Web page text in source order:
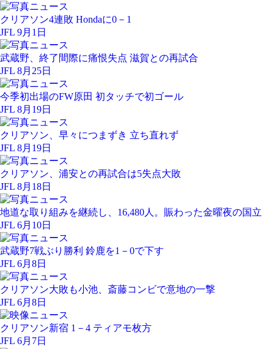
クリアソン4連敗 Hondaに0－1
JFL 9月1日
武蔵野、終了間際に痛恨失点 滋賀との再試合
JFL 8月25日
今季初出場のFW原田 初タッチで初ゴール
JFL 8月19日
クリアソン、早々につまずき 立ち直れず
JFL 8月19日
クリアソン、浦安との再試合は5失点大敗
JFL 8月18日
地道な取り組みを継続し、16,480人。賑わった金曜夜の国立
JFL 6月10日
武蔵野7戦ぶり勝利 鈴鹿を1－0で下す
JFL 6月8日
クリアソン大敗も小池、斎藤コンビで意地の一撃
JFL 6月8日
クリアソン新宿 1－4 ティアモ枚方
JFL 6月7日